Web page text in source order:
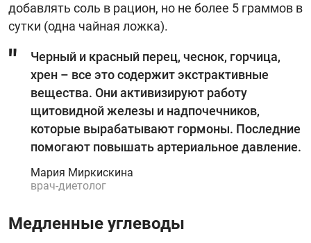
добавлять соль в рацион, но не более 5 граммов в
сутки (одна чайная ложка).
Черный и красный перец, чеснок, горчица,
хрен – все это содержит экстрактивные
вещества. Они активизируют работу
щитовидной железы и надпочечников,
которые вырабатывают гормоны. Последние
помогают повышать артериальное давление.
Мария Миркискина
врач-диетолог
Медленные углеводы